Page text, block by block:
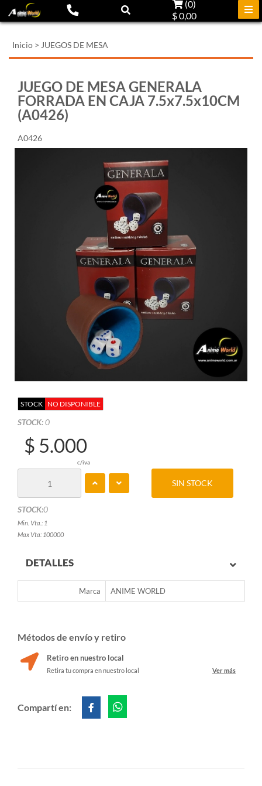
(0)
$ 0,00
Inicio > JUEGOS DE MESA
JUEGO DE MESA GENERALA
FORRADA EN CAJA 7.5x7.5x10CM
(A0426)
A0426
STOCK NO DISPONIBLE
STOCK:0
$ 5.000
c/iva
STOCK:0
Min. Vta.: 1
Max Vta: 100000
SIN STOCK
DETALLES
Marca ANIME WORLD
Métodos de envío y retiro
Retiro en nuestro local
Retira tu compra en nuestro local Ver más
Compartí en: